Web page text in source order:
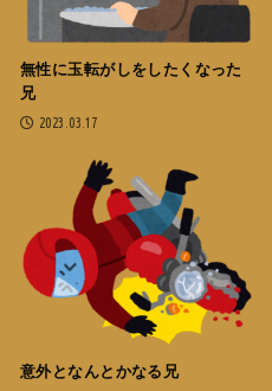
無性に玉転がしをしたくなった
兄
2023.03.17
意外となんとかなる兄